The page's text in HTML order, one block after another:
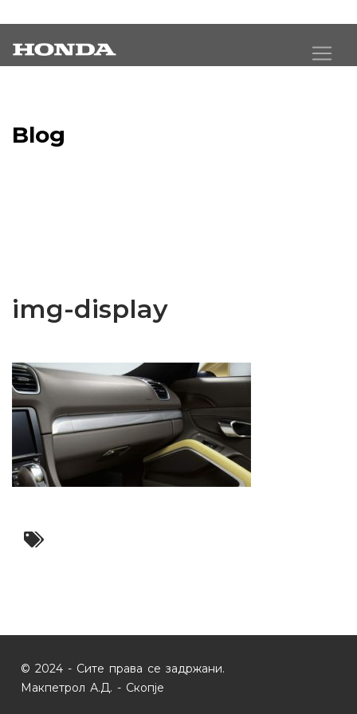
Blog
img-display
© 2024 - Сите права се задржани.
Макпетрол А.Д. - Скопје